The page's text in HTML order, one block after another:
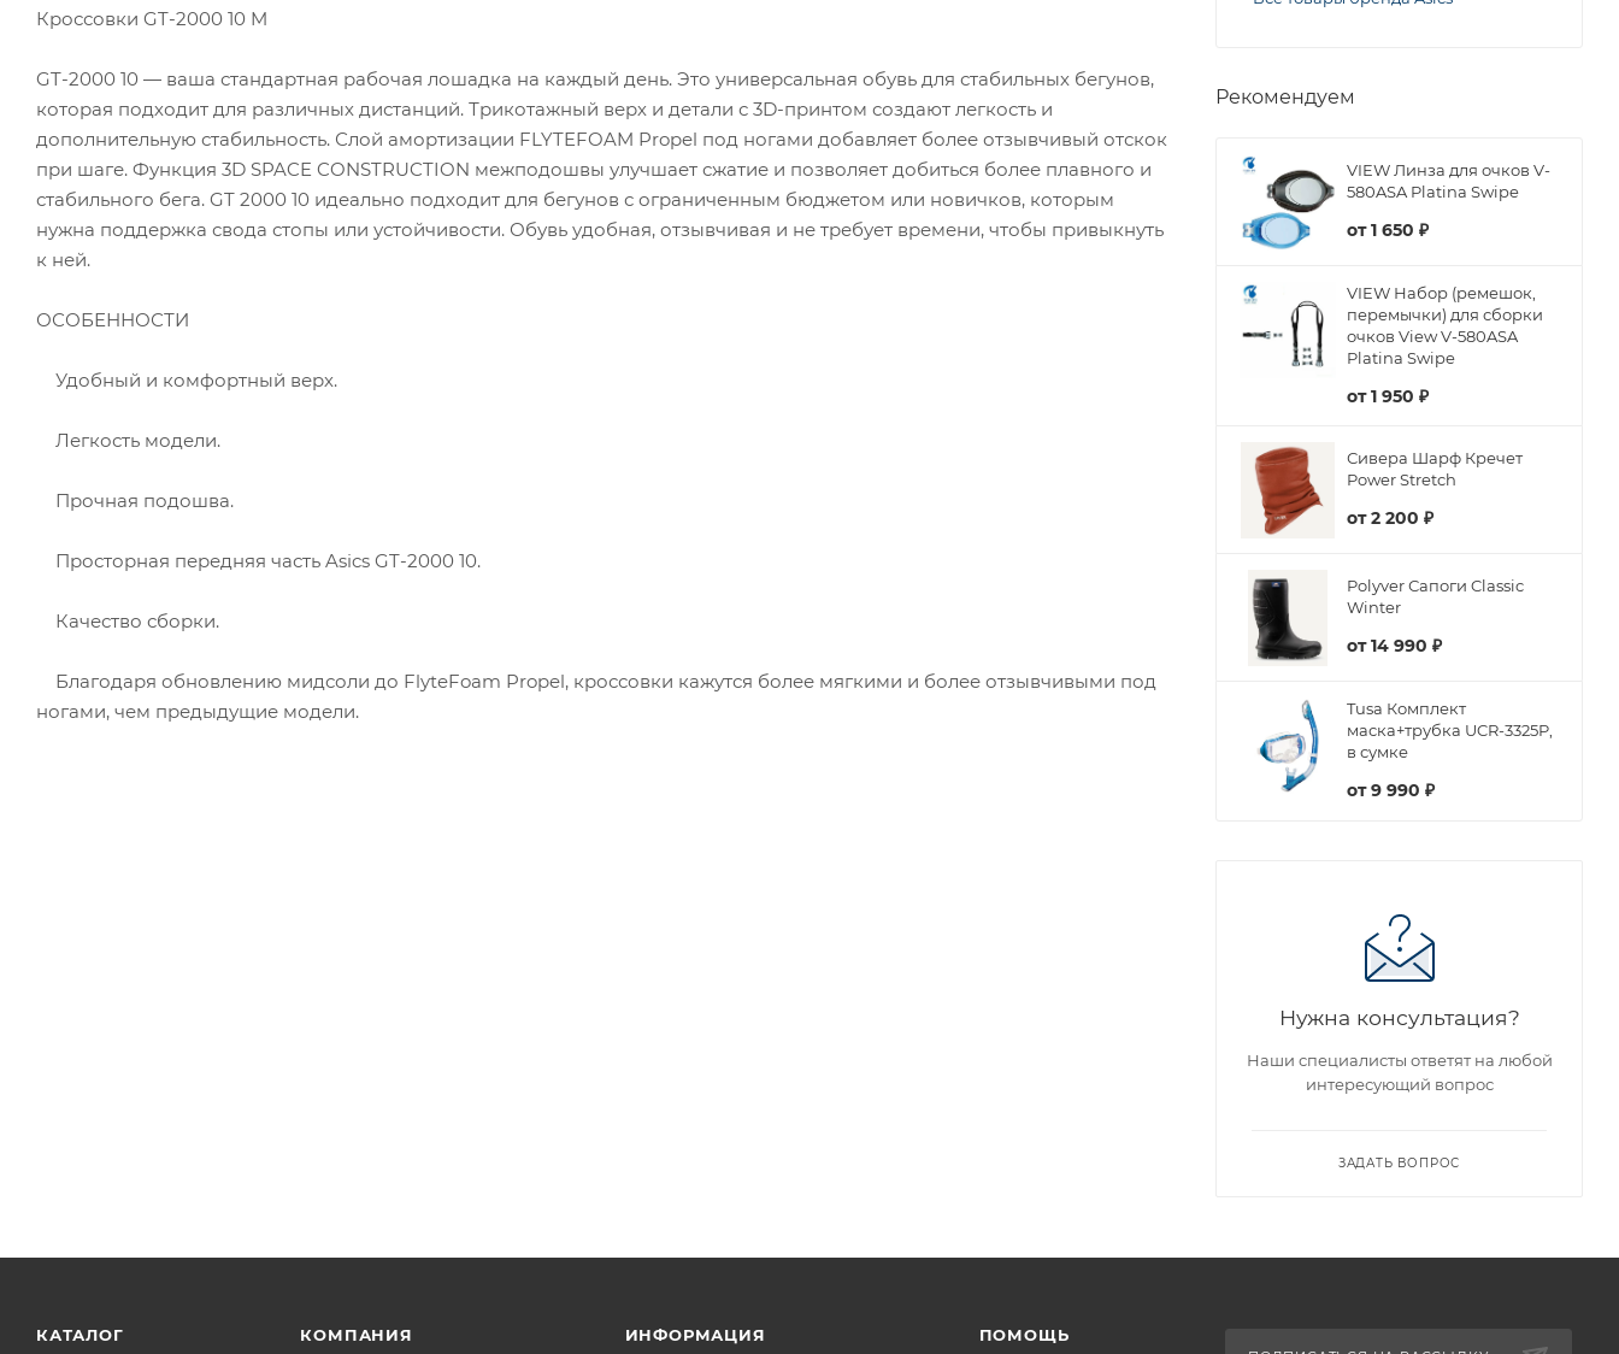
Кроссовки GT-2000 10 M
GT-2000 10 — ваша стандартная рабочая лошадка на каждый день. Это универсальная обувь для стабильных бегунов,
которая подходит для различных дистанций. Трикотажный верх и детали с 3D-принтом создают легкость и
дополнительную стабильность. Слой амортизации FLYTEFOAM Propel под ногами добавляет более отзывчивый отскок
при шаге. Функция 3D SPACE CONSTRUCTION межподошвы улучшает сжатие и позволяет добиться более плавного и
стабильного бега. GT 2000 10 идеально подходит для бегунов с ограниченным бюджетом или новичков, которым
нужна поддержка свода стопы или устойчивости. Обувь удобная, отзывчивая и не требует времени, чтобы привыкнуть
к ней.
ОСОБЕННОСТИ
Удобный и комфортный верх.
Легкость модели.
Прочная подошва.
Просторная передняя часть Asics GT-2000 10.
Качество сборки.
Благодаря обновлению мидсоли до FlyteFoam Propel, кроссовки кажутся более мягкими и более отзывчивыми под
ногами, чем предыдущие модели.
Рекомендуем
VIEW Линза для очков V-
580ASA Platina Swipe
от1 650 ₽
VIEW Набор (ремешок,
перемычки) для сборки
очков View V-580ASA
Platina Swipe
от1 950 ₽
Сивера Шарф Кречет
Power Stretch
от2 200 ₽
Polyver Сапоги Classic
Winter
от14 990 ₽
Tusa Комплект
маска+трубка UCR-3325P,
в сумке
от9 990 ₽
Нужна консультация?
Наши специалисты ответят на любой
интересующий вопрос
ЗАДАТЬ ВОПРОС
КАТАЛОГ КОМПАНИЯ ИНФОРМАЦИЯ ПОМОЩЬ